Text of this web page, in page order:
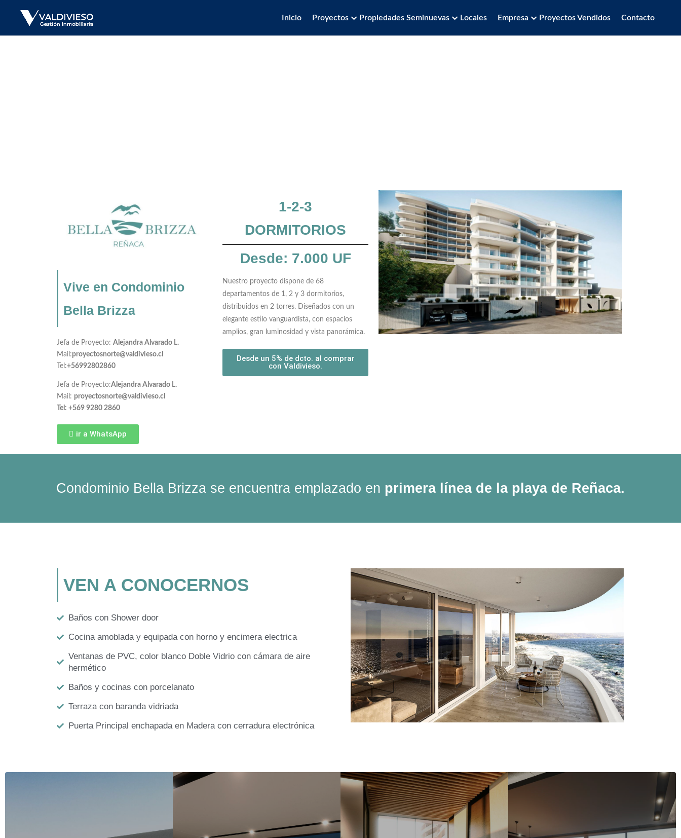
Inicio Proyectos Propiedades Seminuevas Locales Empresa Proyectos Vendidos Contacto
Vive en Condominio
Bella Brizza
Jefa de Proyecto: Alejandra Alvarado L.
Mail:proyectosnorte@valdivieso.cl
Tel:+56992802860
Jefa de Proyecto:Alejandra Alvarado L.
Mail: proyectosnorte@valdivieso.cl
Tel: +569 9280 2860
ir a WhatsApp
1-2-3
DORMITORIOS
Desde: 7.000 UF
Nuestro proyecto dispone de 68
departamentos de 1, 2 y 3 dormitorios,
distribuidos en 2 torres. Diseñados con un
elegante estilo vanguardista, con espacios
amplios, gran luminosidad y vista panorámica.
Desde un 5% de dcto. al comprar
con Valdivieso.
Condominio Bella Brizza se encuentra emplazado en primera línea de la playa de Reñaca.
VEN A CONOCERNOS
Baños con Shower door
Cocina amoblada y equipada con horno y encimera electrica
Ventanas de PVC, color blanco Doble Vidrio con cámara de aire
hermético
Baños y cocinas con porcelanato
Terraza con baranda vidriada
Puerta Principal enchapada en Madera con cerradura electrónica